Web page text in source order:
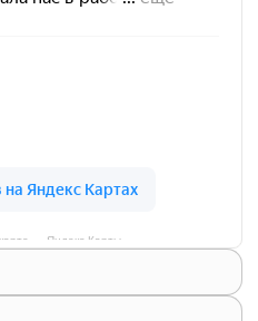
— Яндекс Карты